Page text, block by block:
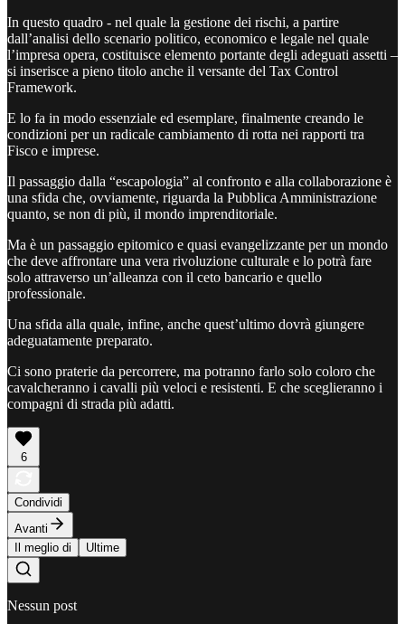
In questo quadro - nel quale la gestione dei rischi, a partire
dall’analisi dello scenario politico, economico e legale nel quale
l’impresa opera, costituisce elemento portante degli adeguati assetti –
si inserisce a pieno titolo anche il versante del Tax Control
Framework.
E lo fa in modo essenziale ed esemplare, finalmente creando le
condizioni per un radicale cambiamento di rotta nei rapporti tra
Fisco e imprese.
Il passaggio dalla “escapologia” al confronto e alla collaborazione è
una sfida che, ovviamente, riguarda la Pubblica Amministrazione
quanto, se non di più, il mondo imprenditoriale.
Ma è un passaggio epitomico e quasi evangelizzante per un mondo
che deve affrontare una vera rivoluzione culturale e lo potrà fare
solo attraverso un’alleanza con il ceto bancario e quello
professionale.
Una sfida alla quale, infine, anche quest’ultimo dovrà giungere
adeguatamente preparato.
Ci sono praterie da percorrere, ma potranno farlo solo coloro che
cavalcheranno i cavalli più veloci e resistenti. E che sceglieranno i
compagni di strada più adatti.
6
Condividi
Avanti
Il meglio di
Ultime
Nessun post